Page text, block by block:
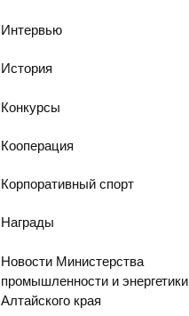
Интервью
История
Конкурсы
Кооперация
Корпоративный спорт
Награды
Новости Министерства
промышленности и энергетики
Алтайского края